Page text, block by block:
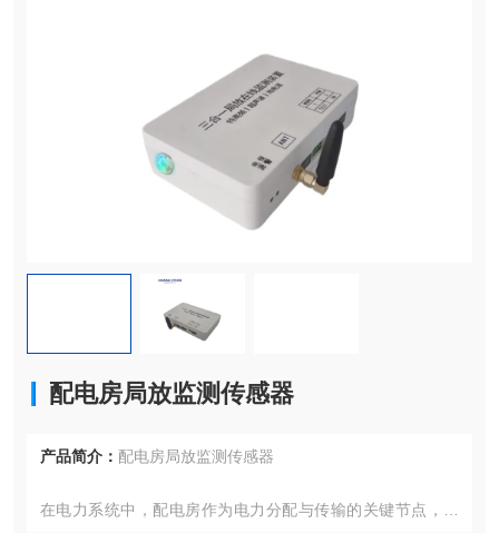
配电房局放监测传感器
产品简介： 配电房局放监测传感器
在电力系统中，配电房作为电力分配与传输的关键节点，其